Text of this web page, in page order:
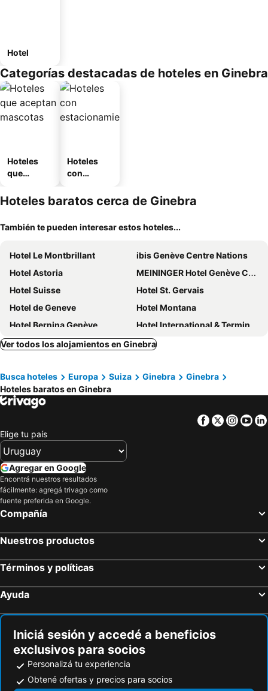
Hotel
Categorías destacadas de hoteles en Ginebra
Hoteles
que
mascotas
Hoteles
con
miento
Hoteles baratos cerca de Ginebra
También te pueden interesar estos hoteles...
Hotel Le Montbrillant
ibis Genève Centre Nations
Hotel Astoria
MEININGER Hotel Genève Centre Charmilles
Hotel Suisse
Hotel St. Gervais
Hotel de Geneve
Hotel Montana
Hotel Bernina Genève
Hotel International & Terminus
Hotel Les Arcades
Hotel Central
Hotel Cristal Design
Hotel des Tourelles
Hotel President Wilson, a Luxury Collection Hotel, Geneva
Hotel N'vY
Rhodania Boutique Hôtel
Hotel Les Nations
Hôtel de la Cigogne
ibis budget Genève Aéroport
Nash Pratik Hotel
NH Geneva Airport
Everness Hotel & Resort
Ver todos los alojamientos en Ginebra
Busca hoteles Europa Suiza Ginebra
Ginebra
Hoteles baratos en Ginebra
Facebook
Twitter
Elige tu país
Agregar en Google
Encontrá nuestros resultados
fácilmente: agregá trivago como
fuente preferida en Google.
Compañía
Nuestros productos
Términos y políticas
Ayuda
Iniciá sesión y accedé a beneficios
exclusivos para socios
Personalizá tu experiencia
Obtené ofertas y precios para socios